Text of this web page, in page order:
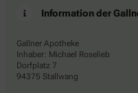
Information der
Gallner Apotheke
Inhaber: Michael Roselieb
Dorfplatz 7
94375 Stallwang